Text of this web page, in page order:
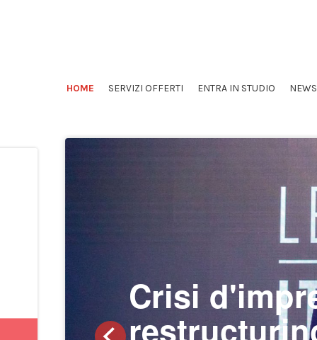
HOME SERVIZI OFFERTI ENTRA IN STUDIO
Crisi